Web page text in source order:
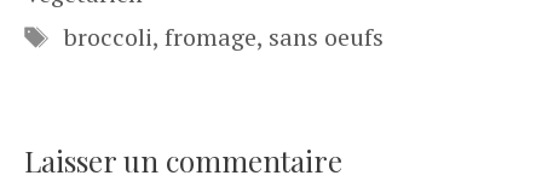
Étiquettes
broccoli, fromage, sans oeufs
Laisser un commentaire